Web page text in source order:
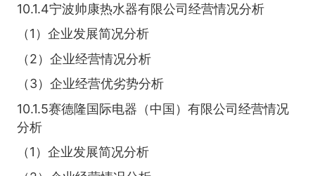
10.1.4宁波帅康热水器有限公司经营情况分析
（1）企业发展简况分析
（2）企业经营情况分析
（3）企业经营优劣势分析
10.1.5赛德隆国际电器（中国）有限公司经营情况
分析
（1）企业发展简况分析